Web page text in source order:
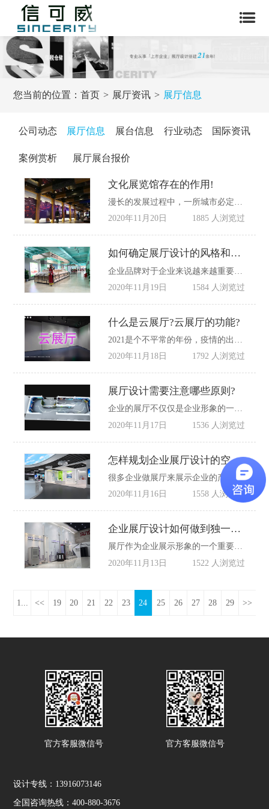
您当前的位置：首页 展厅资讯 展厅信息
公司动态 展厅信息 展台信息 行业动态 国际资讯
案例赏析 展厅展台报价
文化展览馆存在的作用!
2020年11月20日
1885 人浏览过
如何确定展厅设计的风格和主题?
2020年11月19日
1584 人浏览过
什么是云展厅?云展厅的功能?
2020年11月18日
1792 人浏览过
展厅设计需要注意哪些原则?
企业的展厅不仅仅是企业形象的一种展示，也是企业对内对外宣传的一种方式，展厅设计制作比较专业，在一定程度上有效起到宣传公司形象，这就要求展厅设计遵循一些原则。
2020年11月17日
1536 人浏览过
怎样规划企业展厅设计的空间？
很多企业做展厅来展示企业的产品、文化、品牌形象等，但是大部分生产型的企业以产品为主，其实企业的展厅设计从另一种角度上来说就是产品的一种展示空间，其以产品作为主体，空间做为辅助，以其对空间的合理划分，使产品融合进空间中。
2020年11月16日
1558 人浏览过
企业展厅设计如何做到独一无二？
展厅作为企业展示形象的一个重要方式，在展厅设计过程中需要综合考虑很多因素，充分剖析企业的内在需求，结合企业的文化和意愿统一企业的对外展示形象设计。想做展厅的企业都希望自己的展厅独一无二，那么从哪些方面去做展示设计，让不同的企业的展厅更差异化!
2020年11月13日
1522 人浏览过
1... << 19 20 21 22 23 24 25 26 27 28 29 >>
官方客服微信号 官方客服微信号
设计专线：13916073146
全国咨询热线：400-880-3676